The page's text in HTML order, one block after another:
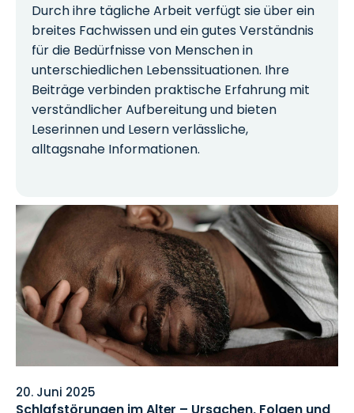
Durch ihre tägliche Arbeit verfügt sie über ein
breites Fachwissen und ein gutes Verständnis
für die Bedürfnisse von Menschen in
unterschiedlichen Lebenssituationen. Ihre
Beiträge verbinden praktische Erfahrung mit
verständlicher Aufbereitung und bieten
Leserinnen und Lesern verlässliche,
alltagsnahe Informationen.
20. Juni 2025